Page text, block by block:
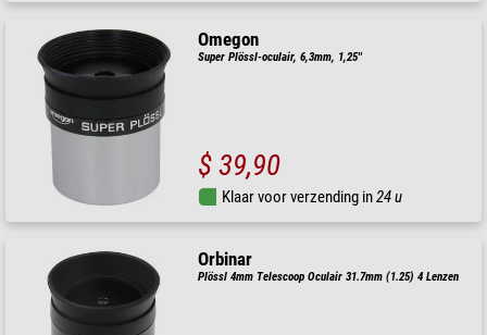
Omegon
Super Plössl-oculair, 6,3mm, 1,25''
$ 39,90
Klaar voor verzending in24 u
Orbinar
Plössl 4mm Telescoop Oculair 31.7mm (1.25) 4 Lenzen